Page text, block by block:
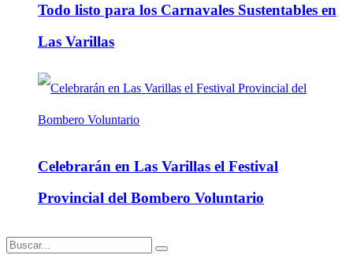
Todo listo para los Carnavales Sustentables en
Las Varillas
Celebrarán en Las Varillas el Festival
Provincial del Bombero Voluntario